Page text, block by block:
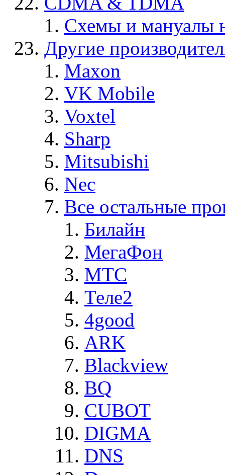
Схемы и мануалы
Другие
Maxon
VK Mobile
Voxtel
Sharp
Mitsubishi
Nec
Все остальные
Билайн
МегаФон
MTC
Теле2
4good
ARK
Blackview
BQ
CUBOT
DIGMA
DNS